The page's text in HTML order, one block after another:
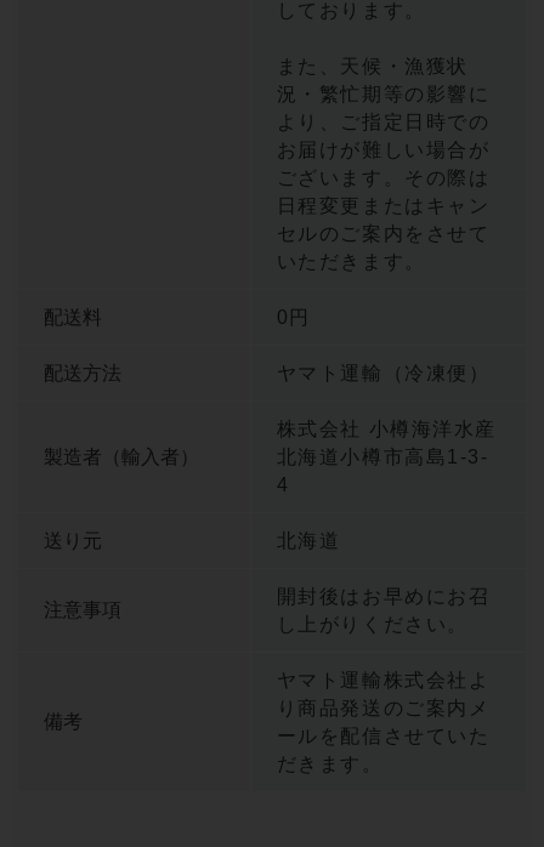
しております。
また、天候・漁獲状
況・繁忙期等の影響に
より、ご指定日時での
お届けが難しい場合が
ございます。その際は
日程変更またはキャン
セルのご案内をさせて
いただきます。
配送料 0円
配送方法 ヤマト運輸（冷凍便）
製造者（輸入者）
株式会社 小樽海洋水産
北海道小樽市高島1-3-
4
送り元 北海道
注意事項
開封後はお早めにお召
し上がりください。
備考
ヤマト運輸株式会社よ
り商品発送のご案内メ
ールを配信させていた
だきます。